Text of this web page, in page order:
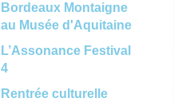
Bordeaux Montaigne
au Musée d'Aquitaine
L’Assonance Festival
4
Rentrée culturelle